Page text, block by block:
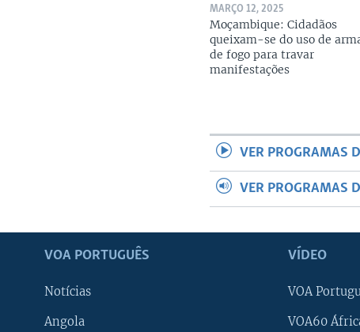
MARÇO 12, 2025
Moçambique: Cidadãos
queixam-se do uso de
de fogo para travar
manifestações
VER PROGRAMAS
VER PROGRAMAS
VOA PORTUGUÊS
Notícias
Angola
VÍDEO
VOA
VOA60